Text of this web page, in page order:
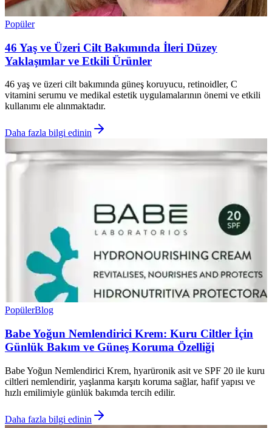
Popüler
46 Yaş ve Üzeri Cilt Bakımında İleri Düzey
Yaklaşımlar ve Etkili Ürünler
46 yaş ve üzeri cilt bakımında güneş koruyucu, retinoidler, C
vitamini serumu ve medikal estetik uygulamalarının önemi ve etkili
kullanımı ele alınmaktadır.
Daha fazla bilgi edinin
PopülerBlog
Babe Yoğun Nemlendirici Krem: Kuru Ciltler İçin
Günlük Bakım ve Güneş Koruma Özelliği
Babe Yoğun Nemlendirici Krem, hyarüronik asit ve SPF 20 ile kuru
ciltleri nemlendirir, yaşlanma karşıtı koruma sağlar, hafif yapısı ve
hızlı emilimiyle günlük bakımda tercih edilir.
Daha fazla bilgi edinin